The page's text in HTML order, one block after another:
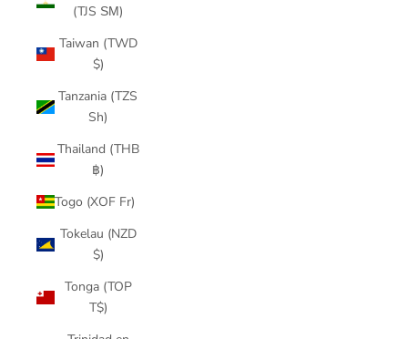
(TJS ЅМ)
Taiwan (TWD
$)
Tanzania (TZS
Sh)
Thailand (THB
฿)
Togo (XOF Fr)
Tokelau (NZD
$)
Tonga (TOP
T$)